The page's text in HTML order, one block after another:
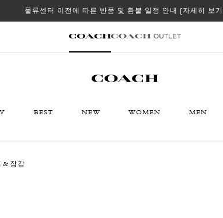
물류센터 이전에 따른 반품 및 환불 일정 안내 [자세히 보기]
BEST NEW WOMEN MEN
& 장갑